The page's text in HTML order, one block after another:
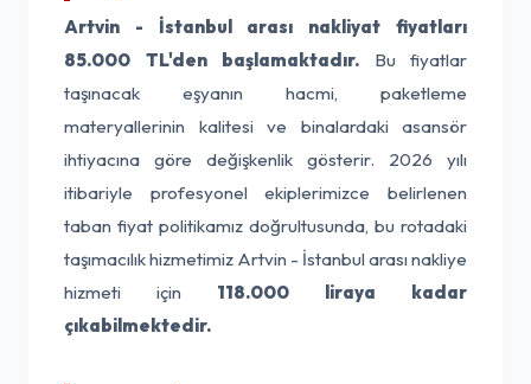
Artvin - İstanbul arası nakliyat fiyatları
85.000 TL'den başlamaktadır. Bu fiyatlar
taşınacak eşyanın hacmi, paketleme
materyallerinin kalitesi ve binalardaki asansör
ihtiyacına göre değişkenlik gösterir. 2026 yılı
itibariyle profesyonel ekiplerimizce belirlenen
taban fiyat politikamız doğrultusunda, bu rotadaki
taşımacılık hizmetimiz Artvin - İstanbul arası nakliye
hizmeti için 118.000 liraya kadar
çıkabilmektedir.